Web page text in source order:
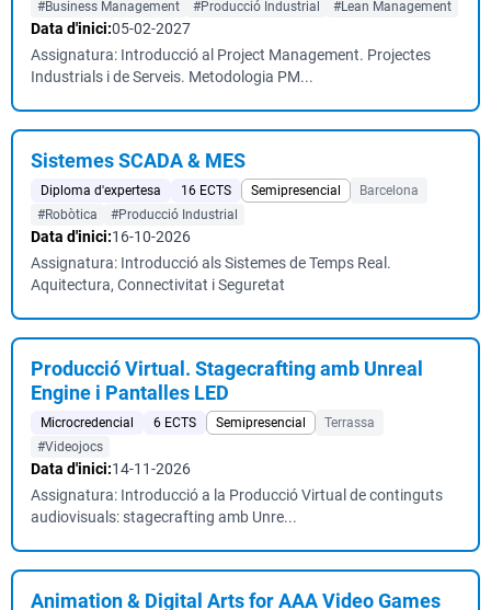
#Business Management
#Producció Industrial #Lean Management
Data d'inici:05-02-2027
Assignatura: Introducció al Project Management. Projectes
Industrials i de Serveis. Metodologia PM...
Sistemes SCADA & MES
Diploma d'expertesa 16 ECTS Semipresencial
Barcelona
#Robòtica
#Producció Industrial
Data d'inici:16-10-2026
Assignatura: Introducció als Sistemes de Temps Real.
Aquitectura, Connectivitat i Seguretat
Producció Virtual. Stagecrafting amb Unreal
Engine i Pantalles LED
Microcredencial 6 ECTS Semipresencial
Terrassa
#Videojocs
Data d'inici:14-11-2026
Assignatura: Introducció a la Producció Virtual de continguts
audiovisuals: stagecrafting amb Unre...
Animation & Digital Arts for AAA Video Games